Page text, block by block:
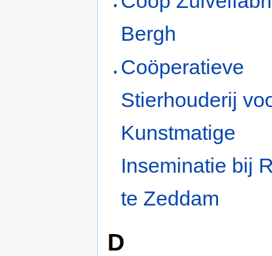
Bergh
Coöperatieve
Stierhouderij
Kunstmatige
Inseminatie bij
te Zeddam
D